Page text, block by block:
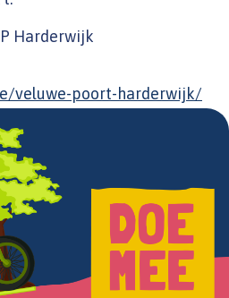
Harderwijk
veluwe-poort-harderwijk/